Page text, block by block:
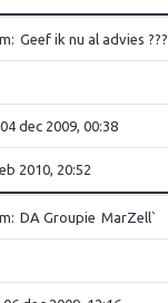
Geef ik nu al advies ???
dec 2009, 00:38
2010, 20:52
DA Groupie MarZell`